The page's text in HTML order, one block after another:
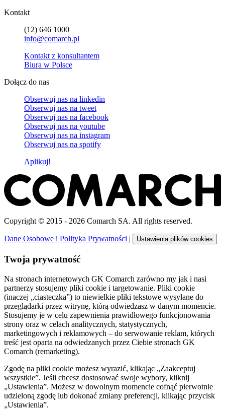
Kontakt
(12) 646 1000
info@comarch.pl
Kontakt z konsultantem
Biura w Polsce
Dołącz do nas
Obserwuj nas na linkedin
Obserwuj nas na tweet
Obserwuj nas na facebook
Obserwuj nas na youtube
Obserwuj nas na instagram
Obserwuj nas na spotify
Aplikuj!
Copyright © 2015 - 2026 Comarch SA. All rights reserved.
Dane Osobowe i Polityka Prywatności | Ustawienia plików cookies
Twoja prywatność
Na stronach internetowych GK Comarch zarówno my jak i nasi
partnerzy stosujemy pliki cookie i targetowanie. Pliki cookie
(inaczej „ciasteczka”) to niewielkie pliki tekstowe wysyłane do
przeglądarki przez witrynę, którą odwiedzasz w danym momencie.
Stosujemy je w celu zapewnienia prawidłowego funkcjonowania
strony oraz w celach analitycznych, statystycznych,
marketingowych i reklamowych – do serwowanie reklam, których
treść jest oparta na odwiedzanych przez Ciebie stronach GK
Comarch (remarketing).
Zgodę na pliki cookie możesz wyrazić, klikając „Zaakceptuj
wszystkie”. Jeśli chcesz dostosować swoje wybory, kliknij
„Ustawienia”. Możesz w dowolnym momencie cofnąć pierwotnie
udzieloną zgodę lub dokonać zmiany preferencji, klikając przycisk
„Ustawienia”.